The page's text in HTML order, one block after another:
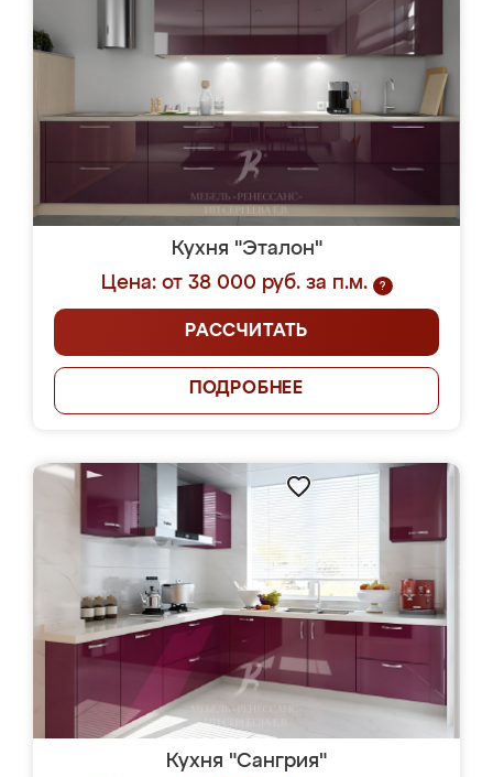
Кухня "Эталон"
Цена: от 38 000 руб. за п.м.
?
РАССЧИТАТЬ
ПОДРОБНЕЕ
Кухня "Сангрия"